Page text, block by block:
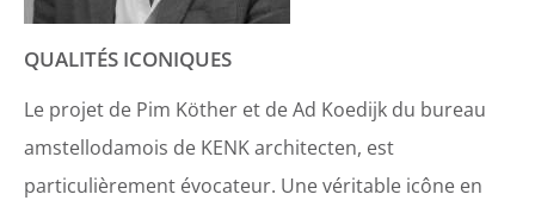
QUALITÉS ICONIQUES
Le projet de Pim Köther et de Ad Koedijk du bureau
amstellodamois de KENK architecten, est
particulièrement évocateur. Une véritable icône en